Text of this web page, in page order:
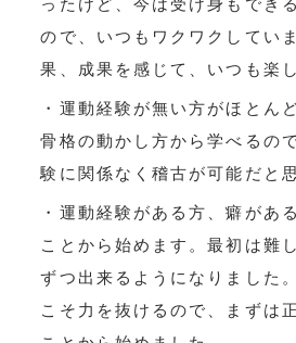
ったけど、今は受け身もでき
ので、いつもワクワクしてい
果、成果を感じて、いつも楽し
・運動経験が無い方がほとん
骨格の動かし方から学べるの
験に関係なく稽古が可能だと
・運動経験がある方、癖があ
ことから始めます。最初は難
ずつ出来るようになりました
こそ力を抜けるので、まずは